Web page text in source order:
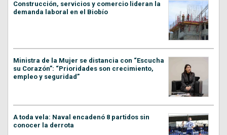
Construcción, servicios y comercio lideran la
demanda laboral en el Biobío
Ministra de la Mujer se distancia con “Escucha
su Corazón”: “Prioridades son crecimiento,
empleo y seguridad”
A toda vela: Naval encadenó 8 partidos sin
conocer la derrota